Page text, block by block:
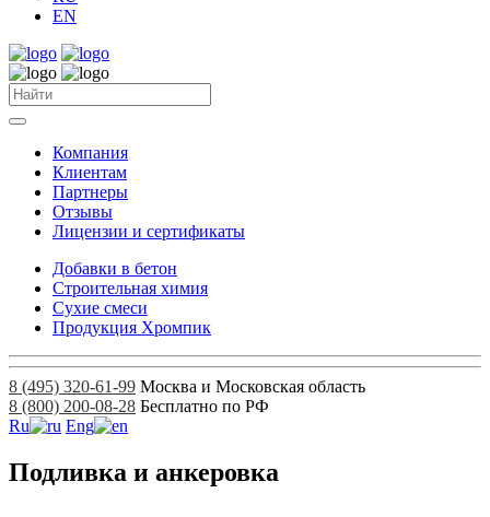
EN
Компания
Клиентам
Партнеры
Отзывы
Лицензии и сертификаты
Добавки в бетон
Строительная химия
Сухие смеси
Продукция Хромпик
8 (495) 320-61-99 Москва и Московская область
8 (800) 200-08-28 Бесплатно по РФ
Ru
Eng
Подливка и анкеровка